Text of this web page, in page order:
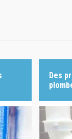
Des